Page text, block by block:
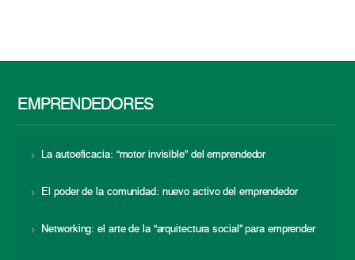
EMPRENDEDORES
La autoeficacia: “motor invisible” del emprendedor
El poder de la comunidad: nuevo activo del emprendedor
Networking: el arte de la “arquitectura social” para emprender